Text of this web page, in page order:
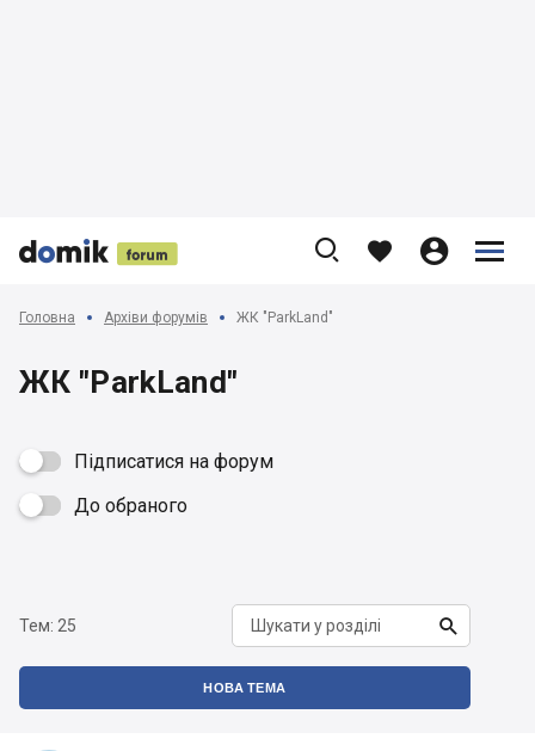


 
    


Головна Архіви форумів ЖК "ParkLand"
ЖК "ParkLand"
Підписатися на форум
 До обраного
Тем: 25 
НОВА ТЕМА